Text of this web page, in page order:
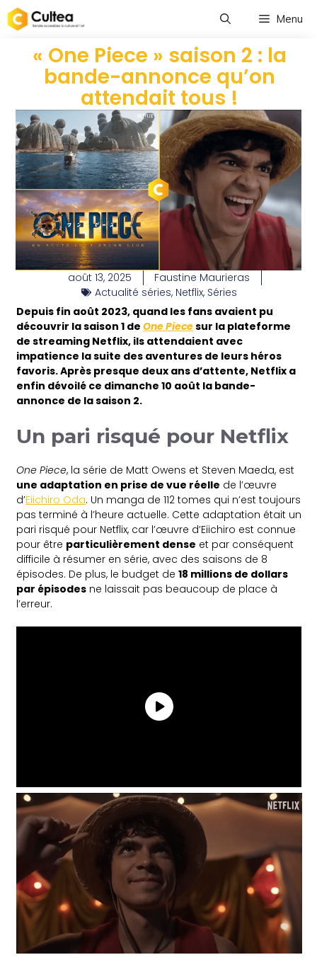
Menu
« One Piece » saison 2 : la
bande-annonce qu’on
attendait tous !
août 13, 2025
Faustine Maurieras
Actualité séries, Netflix, Séries
Depuis fin août 2023, quand les fans avaient pu
découvrir la saison 1 deOne Piecesur la plateforme
de streaming Netflix, ils attendaient avec
impatience la suite des aventures de leurs héros
favoris. Après presque deux ans d’attente, Netflix a
enfin dévoilé ce dimanche 10 août la bande-
annonce de la saison 2.
Un pari risqué pour Netflix
One Piece, la série de Matt Owens et Steven Maeda, est
une adaptation en prise de vue réelle de l’œuvre
d’Eiichiro Oda. Un manga de 112 tomes qui n’est toujours
pas terminé à l’heure actuelle. Cette adaptation était un
pari risqué pour Netflix, car l’œuvre d’Eiichiro est connue
pour être particulièrement dense et par conséquent
difficile à résumer en série, avec des saisons de 8
épisodes. De plus, le budget de18 millions de dollars
par épisodes ne laissait pas beaucoup de place à
l’erreur.